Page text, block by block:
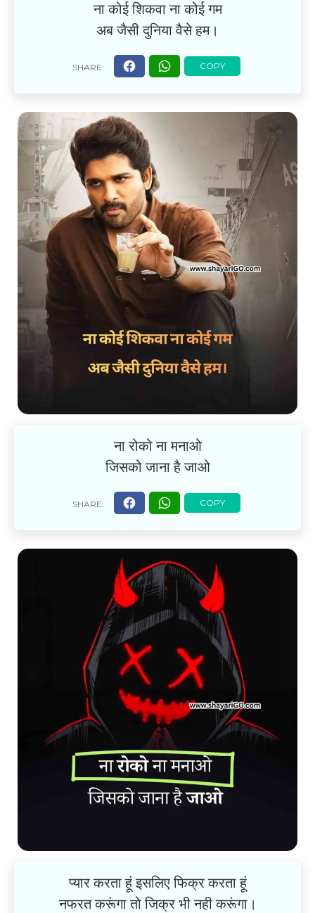
ना कोई शिकवा ना कोई गम
अब जैसी दुनिया वैसे हम।
ना रोको ना मनाओ
जिसको जाना है जाओ
प्यार करता हूं इसलिए फिक्र करता हूं
नफरत करूंगा तो जिक्र भी नही करूंगा।